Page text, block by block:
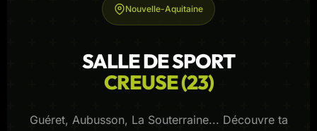
Nouvelle-Aquitaine
SALLE DE SPORT
CREUSE (23)
Guéret, Aubusson, La Souterraine... Découvre ta